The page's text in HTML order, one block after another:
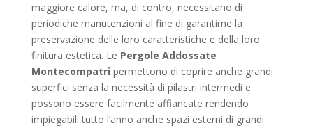
maggiore calore, ma, di contro, necessitano di
periodiche manutenzioni al fine di garantirne la
preservazione delle loro caratteristiche e della loro
finitura estetica. Le Pergole Addossate
Montecompatri permettono di coprire anche grandi
superfici senza la necessità di pilastri intermedi e
possono essere facilmente affiancate rendendo
impiegabili tutto l’anno anche spazi esterni di grandi